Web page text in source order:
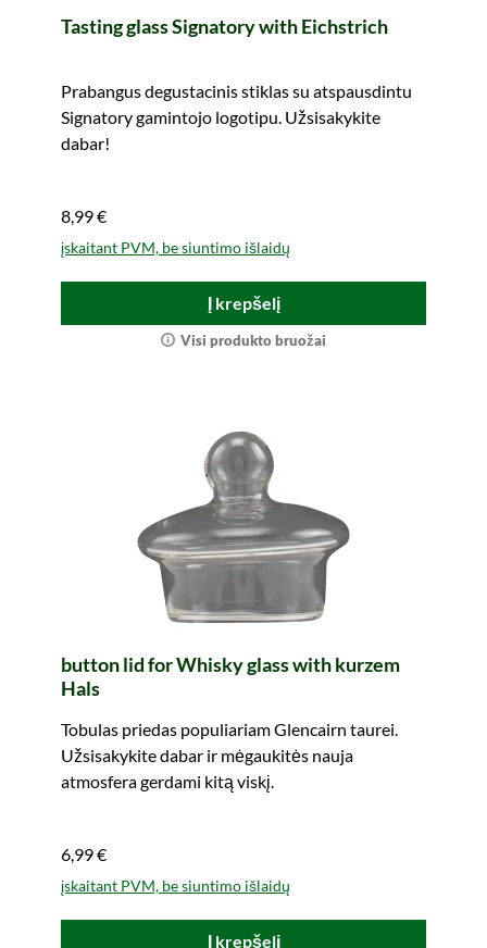
Tasting glass Signatory with Eichstrich
Prabangus degustacinis stiklas su atspausdintu
Signatory gamintojo logotipu. Užsisakykite
dabar!
8,99 €
įskaitant PVM, be siuntimo išlaidų
Į krepšelį
Visi produkto bruožai
button lid for Whisky glass with kurzem
Hals
Tobulas priedas populiariam Glencairn taurei.
Užsisakykite dabar ir mėgaukitės nauja
atmosfera gerdami kitą viskį.
6,99 €
įskaitant PVM, be siuntimo išlaidų
Į krepšelį